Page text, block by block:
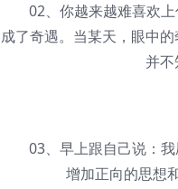
02、你越来越难喜欢上
成了奇遇。当某天，眼中
并
03、早上跟自己说：我
增加正向的思想